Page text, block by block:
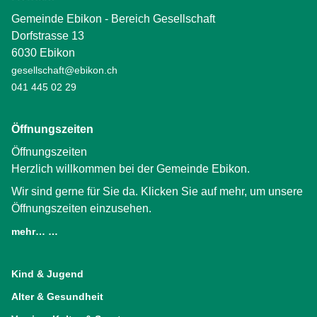
Gemeinde Ebikon - Bereich Gesellschaft
Dorfstrasse 13
6030 Ebikon
gesellschaft@ebikon.ch
041 445 02 29
Öffnungszeiten
Öffnungszeiten
Herzlich willkommen bei der Gemeinde Ebikon.
Wir sind gerne für Sie da. Klicken Sie auf mehr, um unsere
Öffnungszeiten einzusehen.
mehr… …
Kind & Jugend
Alter & Gesundheit